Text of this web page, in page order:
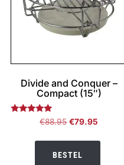
Divide and Conquer –
Compact (15″)
Gewaardeerd
€88.95 Oorspronkelijke
€88.95.
€79.95
BESTEL